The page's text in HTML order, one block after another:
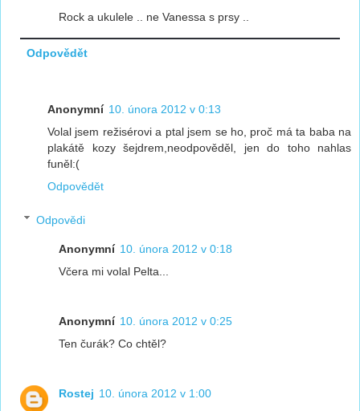
Rock a ukulele .. ne Vanessa s prsy ..
Odpovědět
Anonymní 10. února 2012 v 0:13
Volal jsem režisérovi a ptal jsem se ho, proč má ta baba na
plakátě kozy šejdrem,neodpověděl, jen do toho nahlas
funěl:(
Odpovědět
Odpovědi
Anonymní 10. února 2012 v 0:18
Včera mi volal Pelta...
Anonymní 10. února 2012 v 0:25
Ten čurák? Co chtěl?
Rostej 10. února 2012 v 1:00